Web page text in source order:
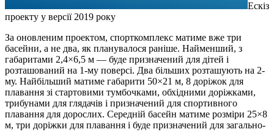
Ескіз
проекту у версії 2019 року
За оновленим проектом, спорткомплекс матиме вже три
басейни, а не два, як планувалося раніше. Найменший, з
габаритами 2,4×6,5 м — буде призначений для дітей і
розташований на 1-му поверсі. Два більших розташують на 2-
му. Найбільший матиме габарити 50×21 м, 8 доріжок для
плавання зі стартовими тумбочками, обхідними доріжками,
трибунами для глядачів і призначений для спортивного
плавання для дорослих. Середній басейн матиме розміри 25×8
м, три доріжки для плавання і буде призначений для загально-